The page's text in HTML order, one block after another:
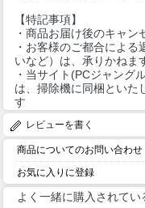
【特記事項】
・商品お届け後のキャン
・お客様のご都合によ
いなど）は、承りかねま
・当サイト(PCジャング
は、掃除機に同梱といた
す
レビューを書く
商品についてのお問い合わせ
お気に入りに登録
よく一緒に購入されてい